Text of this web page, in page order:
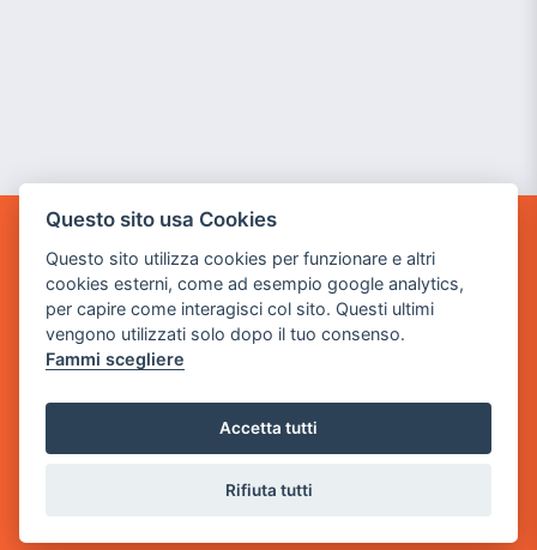
GAME WARP
Sede Legale
via Villaggio dei Platani, 3
via Industriale, 2 - 25082 Botticino, BS
Partita iva 03308130982
Questo sito usa Cookies
Questo sito utilizza cookies per funzionare e altri
cookies esterni, come ad esempio google analytics,
per capire come interagisci col sito. Questi ultimi
vengono utilizzati solo dopo il tuo consenso.
Fammi scegliere
Accetta tutti
Rifiuta tutti